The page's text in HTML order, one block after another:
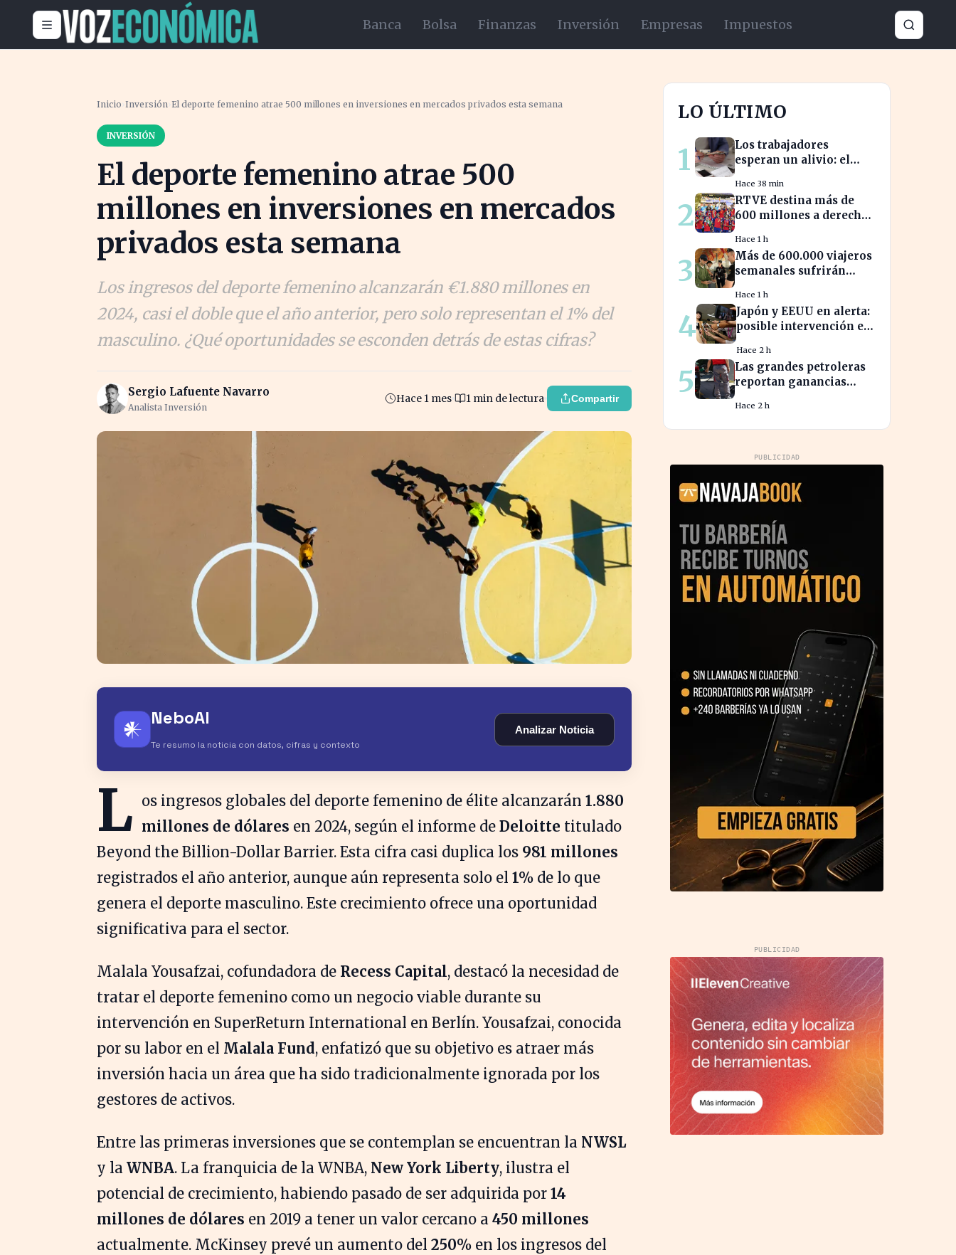
Banca Bolsa Finanzas Inversión Empresas Impuestos
Inicio ›Inversión›El deporte femenino atrae 500 millones en inversiones en mercados privados esta semana
INVERSIÓN
El deporte femenino atrae 500
millones en inversiones en mercados
privados esta semana
Los ingresos del deporte femenino alcanzarán €1.880 millones en
2024, casi el doble que el año anterior, pero solo representan el 1% del
masculino. ¿Qué oportunidades se esconden detrás de estas cifras?
Sergio Lafuente Navarro
Analista Inversión
Hace 1 mes 1 min de lectura Compartir
𒀭 NeboAI
Te resumo la noticia con datos, cifras y contexto
Analizar Noticia
L os ingresos globales del deporte femenino de élite alcanzarán 1.880
millones de dólares en 2024, según el informe de Deloitte titulado
Beyond the Billion-Dollar Barrier. Esta cifra casi duplica los 981 millones
registrados el año anterior, aunque aún representa solo el 1% de lo que
genera el deporte masculino. Este crecimiento ofrece una oportunidad
significativa para el sector.
Malala Yousafzai, cofundadora de Recess Capital, destacó la necesidad de
tratar el deporte femenino como un negocio viable durante su
intervención en SuperReturn International en Berlín. Yousafzai, conocida
por su labor en el Malala Fund, enfatizó que su objetivo es atraer más
inversión hacia un área que ha sido tradicionalmente ignorada por los
gestores de activos.
Entre las primeras inversiones que se contemplan se encuentran la NWSL
y la WNBA. La franquicia de la WNBA, New York Liberty, ilustra el
potencial de crecimiento, habiendo pasado de ser adquirida por 14
millones de dólares en 2019 a tener un valor cercano a 450 millones
actualmente. McKinsey prevé un aumento del 250% en los ingresos del
LO ÚLTIMO
1
Los trabajadores
esperan un alivio: el
subirá más en 2023
Hace 38 min
2
RTVE destina más de
600 millones a derechos
la programación futura
Hace 1 h
3
Más de 600.000 viajeros
semanales sufrirán
entre España e Italia
Hace 1 h
4
Japón y EEUU en alerta:
posible intervención en
volatilidad
Hace 2 h
5
Las grandes petroleras
reportan ganancias
estancamiento en Irán
Hace 2 h
PUBLICIDAD
PUBLICIDAD